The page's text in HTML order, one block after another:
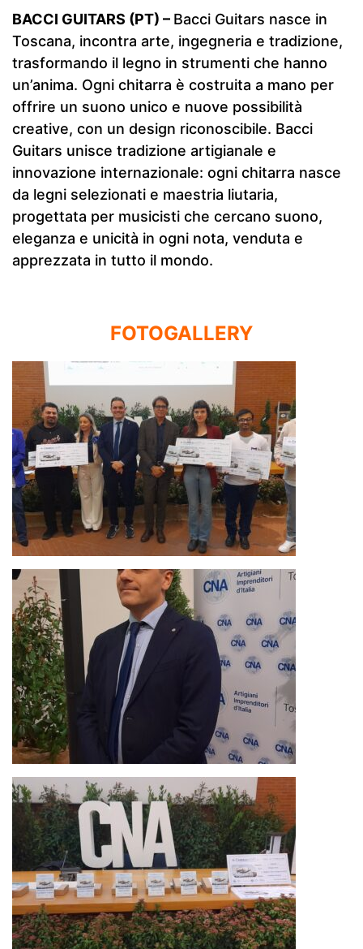
BACCI GUITARS (PT) – Bacci Guitars nasce in
Toscana, incontra arte, ingegneria e tradizione,
trasformando il legno in strumenti che hanno
un’anima. Ogni chitarra è costruita a mano per
offrire un suono unico e nuove possibilità
creative, con un design riconoscibile. Bacci
Guitars unisce tradizione artigianale e
innovazione internazionale: ogni chitarra nasce
da legni selezionati e maestria liutaria,
progettata per musicisti che cercano suono,
eleganza e unicità in ogni nota, venduta e
apprezzata in tutto il mondo.
FOTOGALLERY